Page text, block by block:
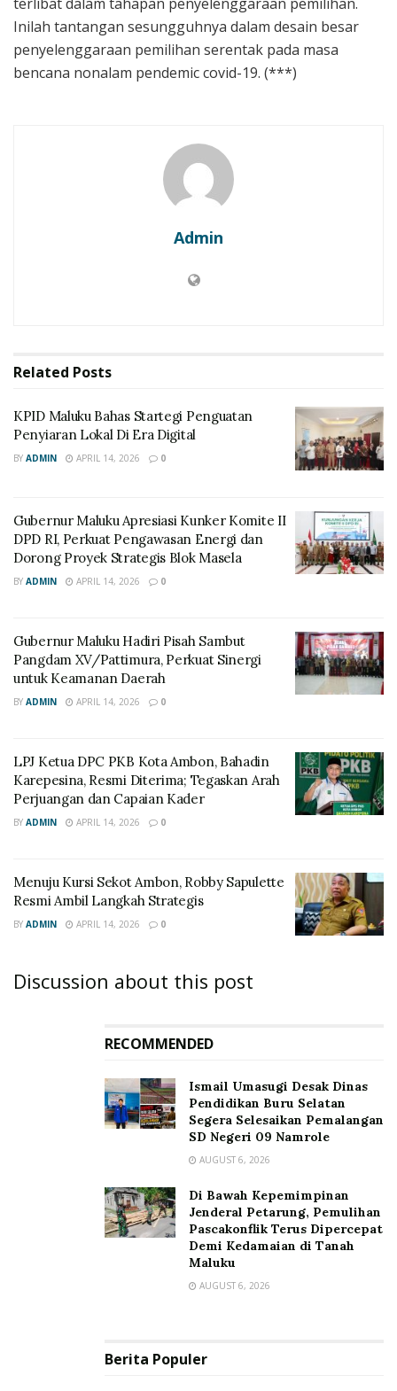
Inilah tantangan sesungguhnya dalam desain besar
penyelenggaraan pemilihan serentak pada masa
bencana nonalam pendemic covid-19. (***)
Admin
Related Posts
KPID Maluku Bahas Startegi Penguatan
Penyiaran Lokal Di Era Digital
BY ADMIN APRIL 14, 2026 0
Gubernur Maluku Apresiasi Kunker Komite II
DPD RI, Perkuat Pengawasan Energi dan
Dorong Proyek Strategis Blok Masela
BY ADMIN APRIL 14, 2026 0
Gubernur Maluku Hadiri Pisah Sambut
Pangdam XV/Pattimura, Perkuat Sinergi
untuk Keamanan Daerah
BY ADMIN APRIL 14, 2026 0
LPJ Ketua DPC PKB Kota Ambon, Bahadin
Karepesina, Resmi Diterima; Tegaskan Arah
Perjuangan dan Capaian Kader
BY ADMIN APRIL 14, 2026 0
Menuju Kursi Sekot Ambon, Robby Sapulette
Resmi Ambil Langkah Strategis
BY ADMIN APRIL 14, 2026 0
Discussion about this post
RECOMMENDED
Ismail Umasugi Desak Dinas
Pendidikan Buru Selatan
Segera Selesaikan Pemalangan
SD Negeri 09 Namrole
AUGUST 6, 2026
Di Bawah Kepemimpinan
Jenderal Petarung, Pemulihan
Pascakonflik Terus Dipercepat
Demi Kedamaian di Tanah
Maluku
AUGUST 6, 2026
Berita Populer